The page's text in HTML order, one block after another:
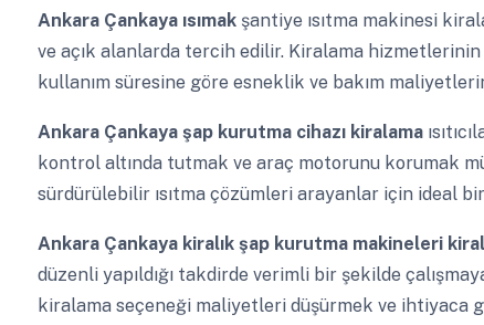
Ankara Çankaya ısımak şantiye ısıtma makinesi
ve açık alanlarda tercih edilir. Kiralama
kullanım süresine göre esneklik ve bakım
Ankara Çankaya şap kurutma cihazı kiralama
kontrol altında tutmak ve araç motorunu korumak
sürdürülebilir ısıtma çözümleri arayanlar için ideal
Ankara Çankaya kiralık şap kurutma makineleri
düzenli yapıldığı takdirde verimli bir şekilde
kiralama seçeneği maliyetleri düşürmek ve ihtiyaca